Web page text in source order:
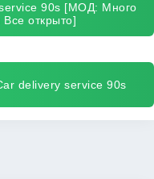
90s [МОД: Много
открыто]
delivery service 90s